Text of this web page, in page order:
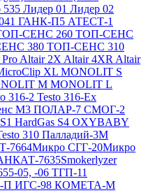
535 Лидер 01 Лидер 02
ГАНК-П5 АТЕСТ-1
СЕНС 260 ТОП-СЕНС
380 ТОП-СЕНС 310
Altair 2X Altair 4XR Altair
XL MONOLIT S
M MONOLIT L
316-2 Testo 316-Ex
М3 ПОЛАР-7 СМОГ-2
HardGas S4 OXYBABY
310 Палладий-3М
7664Микро СГГ-20Микро
7635Smokerlyzer
05, -06 ТГП-11
П ИГС-98 КОМЕТА-М